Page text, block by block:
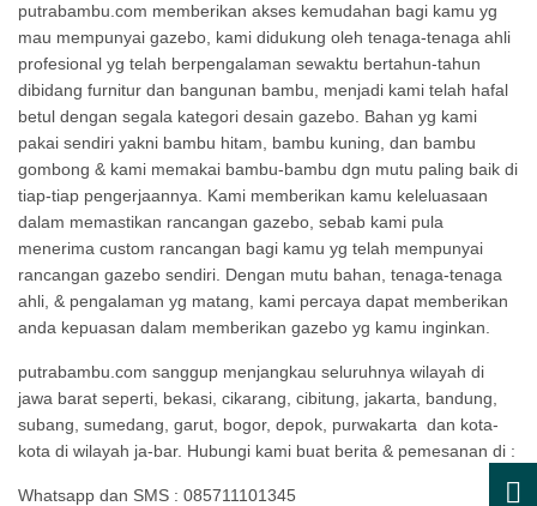
putrabambu.com memberikan akses kemudahan bagi kamu yg
mau mempunyai gazebo, kami didukung oleh tenaga-tenaga ahli
profesional yg telah berpengalaman sewaktu bertahun-tahun
dibidang furnitur dan bangunan bambu, menjadi kami telah hafal
betul dengan segala kategori desain gazebo . Bahan yg kami
pakai sendiri yakni bambu hitam, bambu kuning, dan bambu
gombong & kami memakai bambu-bambu dgn mutu paling baik di
tiap-tiap pengerjaannya. Kami memberikan kamu keleluasaan
dalam memastikan rancangan gazebo, sebab kami pula
menerima custom rancangan bagi kamu yg telah mempunyai
rancangan gazebo sendiri. Dengan mutu bahan, tenaga-tenaga
ahli, & pengalaman yg matang, kami percaya dapat memberikan
anda kepuasan dalam memberikan gazebo yg kamu inginkan.
putrabambu.com sanggup menjangkau seluruhnya wilayah di
jawa barat seperti, bekasi, cikarang, cibitung, jakarta, bandung,
subang, sumedang, garut, bogor, depok, purwakarta dan kota-
kota di wilayah ja-bar. Hubungi kami buat berita & pemesanan di :
Whatsapp dan SMS : 085711101345